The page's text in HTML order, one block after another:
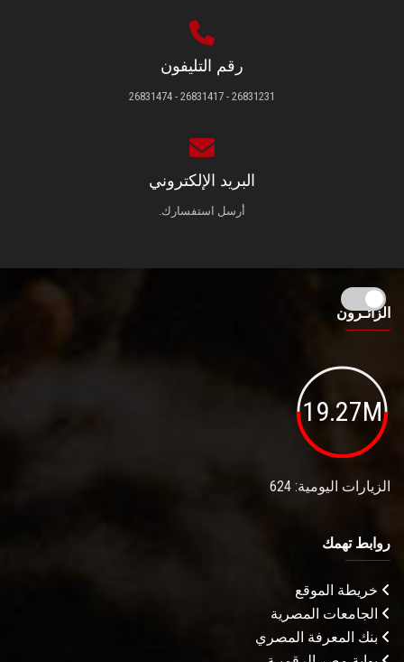
رقم التليفون
26831231 - 26831417 - 26831474
البريد الإلكتروني
أرسل استفسارك.
الزائـرون
19.27M
الزيارات اليومية: 624
روابط تهمك
خريطة الموقع
الجامعات المصرية
بنك المعرفة المصري